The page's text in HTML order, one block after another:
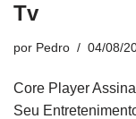
Tv
por Pedro 04/08/
Core Player
Seu